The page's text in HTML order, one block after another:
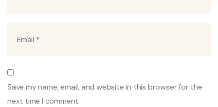
Save my name, email, and website in this browser for the
next time I comment.